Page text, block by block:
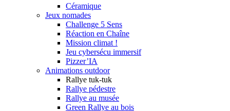
Céramique
Jeux nomades
Challenge 5 Sens
Réaction en Chaîne
Mission climat !
Jeu cybersécu immersif
Pizzer’IA
Animations outdoor
Rallye tuk-tuk
Rallye pédestre
Rallye au musée
Green Rallye au bois